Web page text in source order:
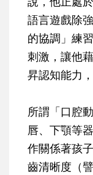
語言遊戲除
的協調」練
刺激，讓他
昇認知能力
所謂「口腔
唇、下顎等
作關係著孩
齒清晰度（